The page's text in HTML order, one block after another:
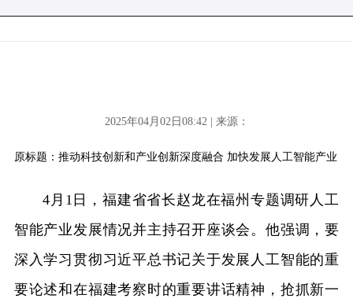
2025年04月02日08:42 | 来源：
原标题：推动科技创新和产业创新深度融合 加快发展人工智能产业
4月1日，福建省省长赵龙在福州专题调研人工
智能产业发展情况并主持召开座谈会。他强调，要
深入学习贯彻习近平总书记关于发展人工智能的重
要论述和在福建考察时的重要讲话精神，抢抓新一